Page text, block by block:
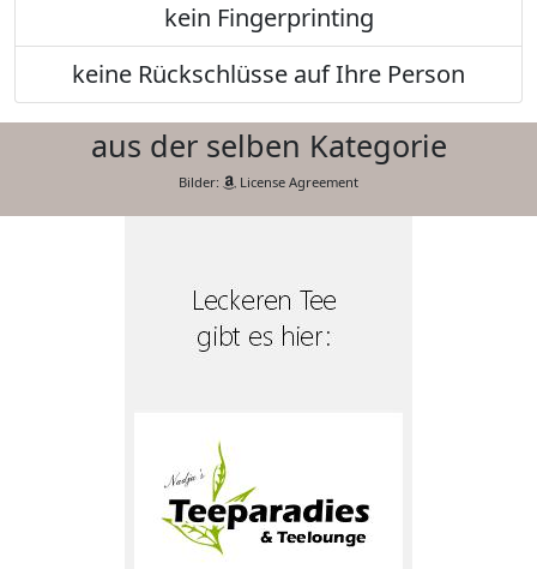
kein Fingerprinting
keine Rückschlüsse auf Ihre Person
aus der selben Kategorie
Bilder: License Agreement